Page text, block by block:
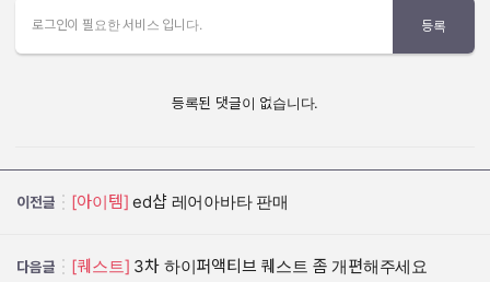
로그인이 필요한 서비스 입니다. 등록
등록된 댓글이 없습니다.
이전글 [아이템] ed샵 레어아바타 판매
다음글 [퀘스트] 3차 하이퍼액티브 퀘스트 좀 개편해주세요